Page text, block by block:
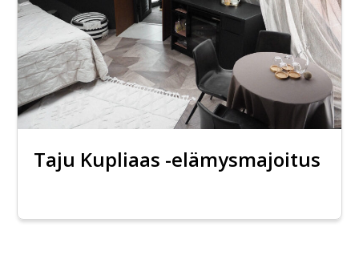
Taju Kupliaas -elämysmajoitus